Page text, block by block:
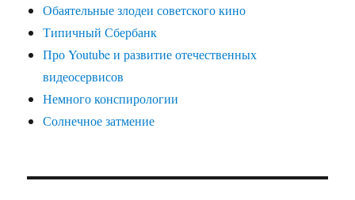
Обаятельные злодеи советского кино
Типичный Сбербанк
Про Youtube и развитие отечественных
видеосервисов
Немного конспирологии
Солнечное затмение